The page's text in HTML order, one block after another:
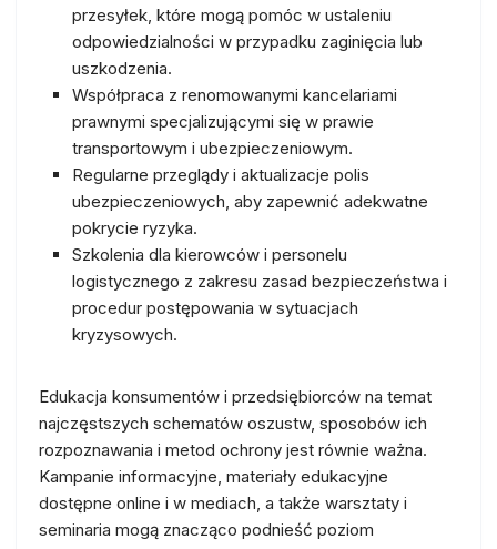
przesyłek, które mogą pomóc w ustaleniu
odpowiedzialności w przypadku zaginięcia lub
uszkodzenia.
Współpraca z renomowanymi kancelariami
prawnymi specjalizującymi się w prawie
transportowym i ubezpieczeniowym.
Regularne przeglądy i aktualizacje polis
ubezpieczeniowych, aby zapewnić adekwatne
pokrycie ryzyka.
Szkolenia dla kierowców i personelu
logistycznego z zakresu zasad bezpieczeństwa i
procedur postępowania w sytuacjach
kryzysowych.
Edukacja konsumentów i przedsiębiorców na temat
najczęstszych schematów oszustw, sposobów ich
rozpoznawania i metod ochrony jest równie ważna.
Kampanie informacyjne, materiały edukacyjne
dostępne online i w mediach, a także warsztaty i
seminaria mogą znacząco podnieść poziom